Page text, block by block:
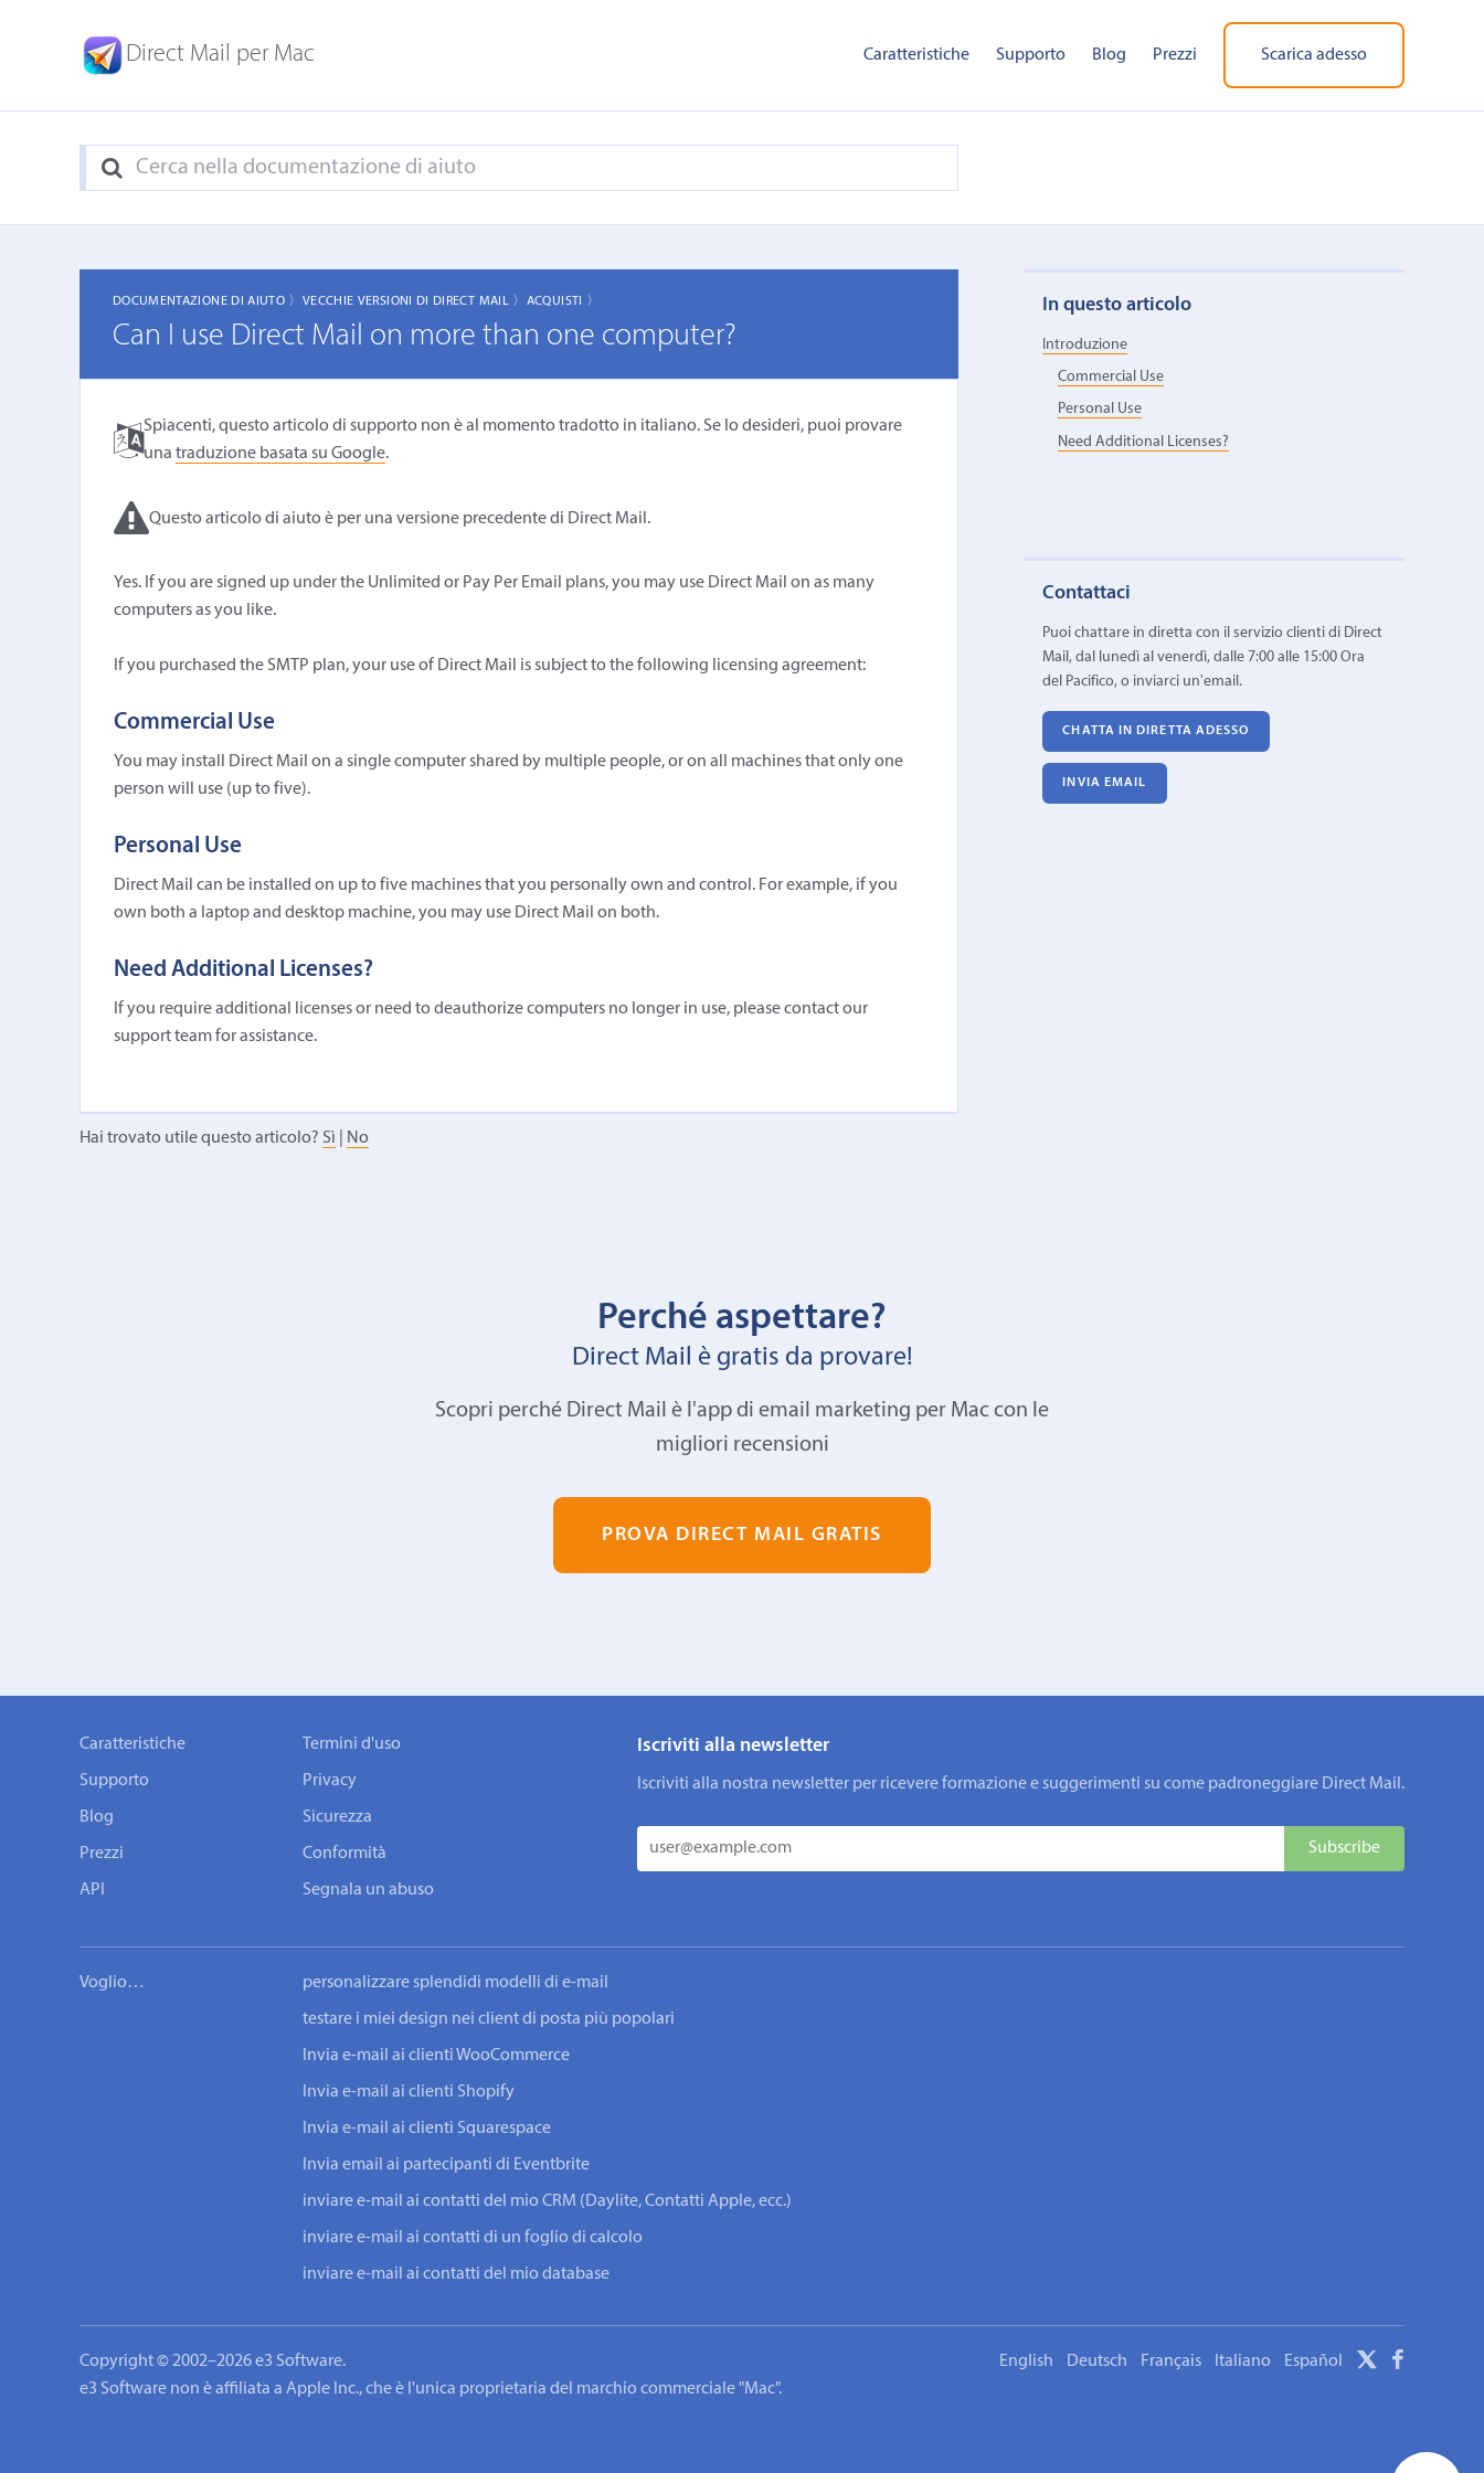
Direct Mail per Mac Caratteristiche Supporto Blog Prezzi Scarica adesso
DOCUMENTAZIONE DI AIUTO 〉 VECCHIE VERSIONI DI DIRECT MAIL 〉 ACQUISTI 〉
Can I use Direct Mail on more than one computer?
Spiacenti, questo articolo di supporto non è al momento tradotto in italiano. Se lo desideri, puoi provare
una traduzione basata su Google.
Questo articolo di aiuto è per una versione precedente di Direct Mail.
Yes. If you are signed up under the Unlimited or Pay Per Email plans, you may use Direct Mail on as many
computers as you like.
If you purchased the SMTP plan, your use of Direct Mail is subject to the following licensing agreement:
Commercial Use
You may install Direct Mail on a single computer shared by multiple people, or on all machines that only one
person will use (up to five).
Personal Use
Direct Mail can be installed on up to five machines that you personally own and control. For example, if you
own both a laptop and desktop machine, you may use Direct Mail on both.
Need Additional Licenses?
If you require additional licenses or need to deauthorize computers no longer in use, please contact our
support team for assistance.
Hai trovato utile questo articolo? Sì No
In questo articolo
Introduzione
Commercial Use
Personal Use
Need Additional Licenses?
Contattaci
Puoi chattare in diretta con il servizio clienti di Direct
Mail, dal lunedì al venerdì, dalle 7:00 alle 15:00 Ora
del Pacifico, o inviarci un'email.
CHATTA IN DIRETTA ADESSO
INVIA EMAIL
Perché aspettare?
Direct Mail è gratis da provare!
Scopri perché Direct Mail è l'app di email marketing per Mac con le
migliori recensioni
PROVA DIRECT MAIL GRATIS
Caratteristiche
Supporto
Blog
Prezzi
API
Termini d'uso
Privacy
Sicurezza
Conformità
Segnala un abuso
Iscriviti alla newsletter
Iscriviti alla nostra newsletter per ricevere formazione e suggerimenti su come padroneggiare Direct Mail.
Voglio… personalizzare splendidi modelli di e-mail
testare i miei design nei client di posta più popolari
Invia e-mail ai clienti WooCommerce
Invia e-mail ai clienti Shopify
Invia e-mail ai clienti Squarespace
Invia email ai partecipanti di Eventbrite
inviare e-mail ai contatti del mio CRM (Daylite, Contatti Apple, ecc.)
inviare e-mail ai contatti di un foglio di calcolo
inviare e-mail ai contatti del mio database
Copyright © 2002–2026 e3 Software.
e3 Software non è affiliata a Apple Inc., che è l'unica proprietaria del marchio commerciale "Mac".
English Deutsch Français Italiano Español